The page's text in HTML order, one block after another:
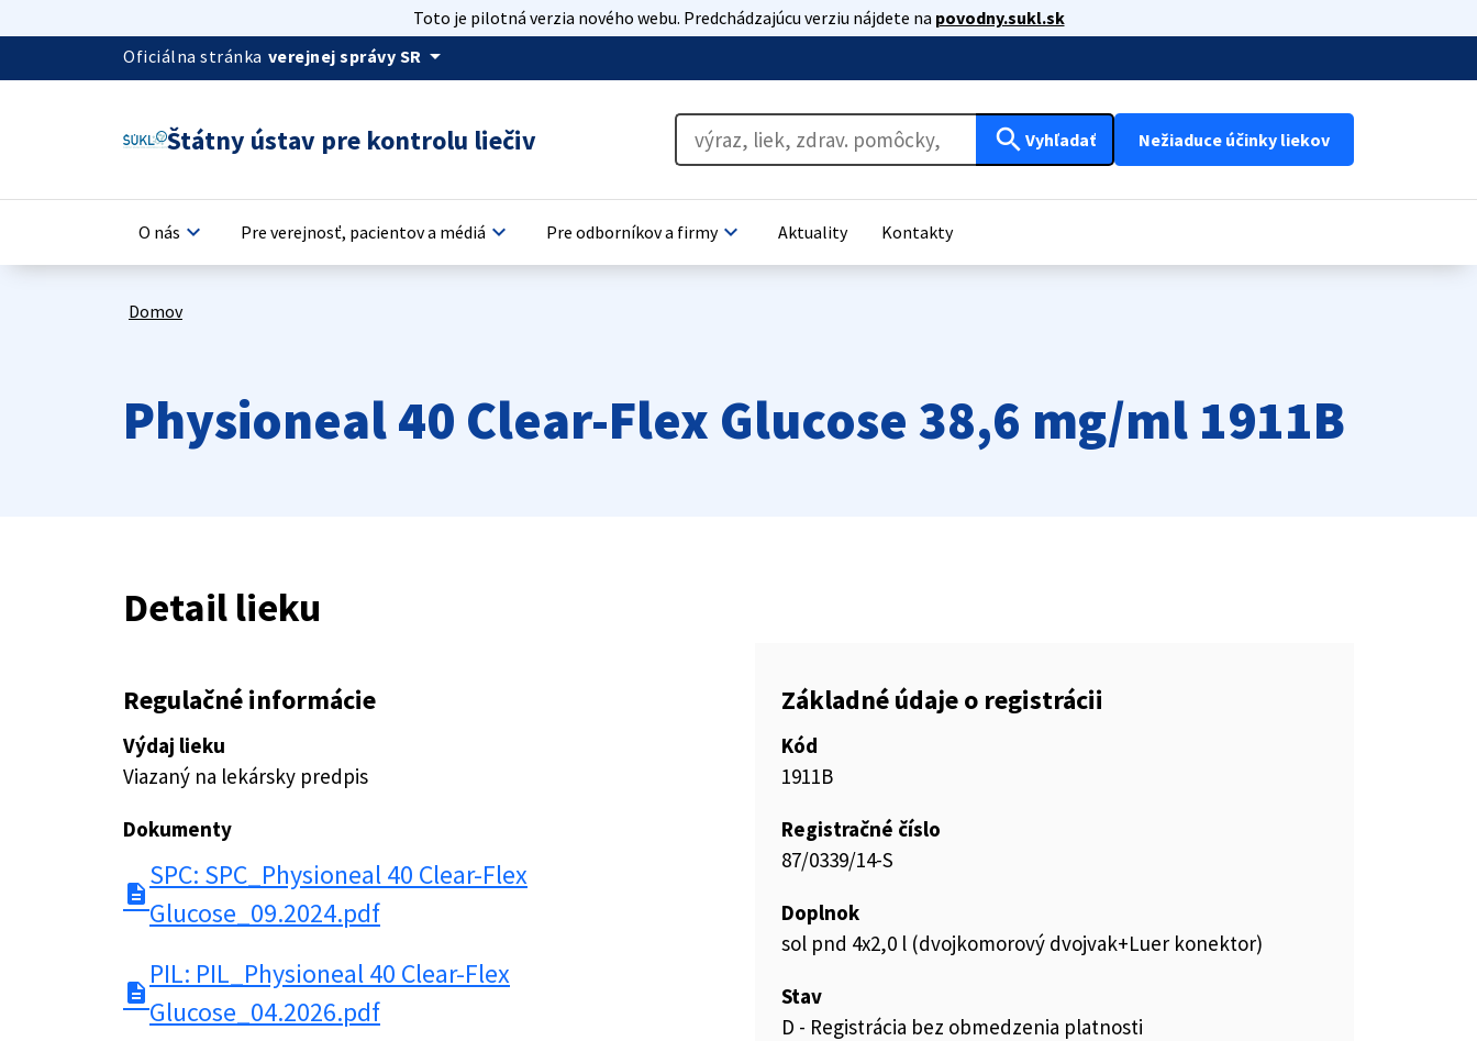
Toto je pilotná verzia nového webu. Predchádzajúcu verziu nájdete na povodny.sukl.sk
Oficiálna stránka verejnej správy SR arrow_drop_down
Štátny ústav pre kontrolu liečiv search Vyhľadať Nežiaduce účinky liekov
O nás keyboard_arrow_down Pre verejnosť, pacientov a médiá keyboard_arrow_down Pre odborníkov a firmykeyboard_arrow_down Aktuality Kontakty
Domov
Physioneal 40 Clear-Flex Glucose 38,6 mg/ml 1911B
Detail lieku
Regulačné informácie
Výdaj lieku
Viazaný na lekársky predpis
Dokumenty
description
SPC: SPC_Physioneal 40 Clear-Flex
Glucose_09.2024.pdf
description
PIL: PIL_Physioneal 40 Clear-Flex
Glucose_04.2026.pdf
Základné údaje o registrácii
Kód
1911B
Registračné číslo
87/0339/14-S
Doplnok
sol pnd 4x2,0 l (dvojkomorový dvojvak+Luer konektor)
Stav
D - Registrácia bez obmedzenia platnosti